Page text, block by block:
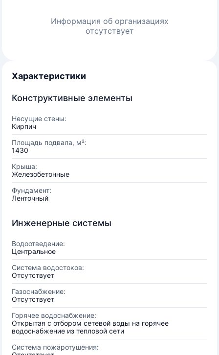
Информация об организациях
отсутствует
Характеристики
Конструктивные элементы
Несущие стены:
Кирпич
Площадь подвала, м²:
1430
Крыша:
Железобетонные
Фундамент:
Ленточный
Инженерные системы
Водоотведение:
Центральное
Система водостоков:
Отсутствует
Газоснабжение:
Отсутствует
Горячее водоснабжение:
Открытая с отбором сетевой воды на горячее
водоснабжение из тепловой сети
Система пожаротушения: